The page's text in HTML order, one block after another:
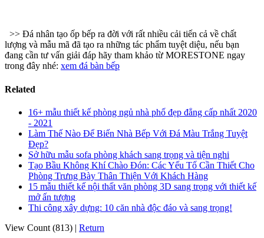
>> Đá nhân tạo ốp bếp ra đời với rất nhiều cải tiến cả về chất
lượng và mẫu mã đã tạo ra những tác phẩm tuyệt diệu, nếu bạn
đang cần tư vấn giải đáp hãy tham khảo từ MORESTONE ngay
trong đây nhé: xem đá bàn bếp
Related
16+ mẫu thiết kế phòng ngủ nhà phố đẹp đẳng cấp nhất 2020
- 2021
Làm Thế Nào Để Biến Nhà Bếp Với Đá Màu Trắng Tuyệt
Đẹp?
Sở hữu mẫu sofa phòng khách sang trọng và tiện nghi
Tạo Bầu Không Khí Chào Đón: Các Yếu Tố Cần Thiết Cho
Phòng Trưng Bày Thân Thiện Với Khách Hàng
15 mẫu thiết kế nội thất văn phòng 3D sang trọng với thiết kế
mở ấn tượng
Thi công xây dựng: 10 căn nhà độc đáo và sang trọng!
View Count (813) | Return